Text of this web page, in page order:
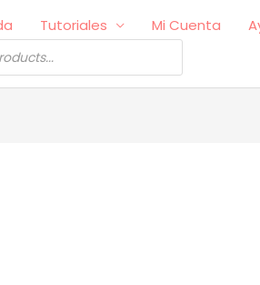
Tutoriales Mi Cuenta